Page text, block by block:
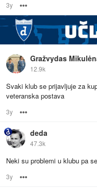
3y
Gražvydas
12.9k
Svaki klub se prijavljuje za
veteranska postava
3y
deda
47.3k
Neki su problemi u klubu pa
3y